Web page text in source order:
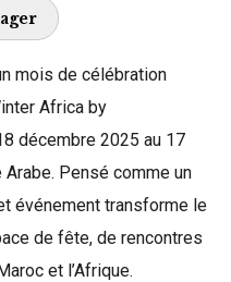
mois de célébration
Africa by
décembre 2025 au 17
Pensé comme un
événement transforme le
de fête, de rencontres
et l’Afrique.